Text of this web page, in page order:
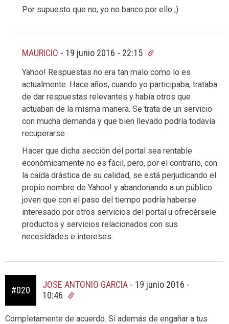
Por supuesto que no, yo no banco por ello ;)
MAURICIO - 19 junio 2016 - 22:15
Yahoo! Respuestas no era tan malo como lo es
actualmente. Hace años, cuando yo participaba, trataba
de dar respuestas relevantes y había otros que
actuaban de la misma manera. Se trata de un servicio
con mucha demanda y que bien llevado podría todavía
recuperarse.
Hacer que dicha sección del portal sea rentable
económicamente no es fácil, pero, por el contrario, con
la caída drástica de su calidad, se está perjudicando el
propio nombre de Yahoo! y abandonando a un público
joven que con el paso del tiempo podría haberse
interesado por otros servicios del portal u ofrecérsele
productos y servicios relacionados con sus
necesidades e intereses.
#020
JOSE ANTONIO GARCIA - 19 junio 2016 -
10:46
Completamente de acuerdo. Si además de engañar a tus